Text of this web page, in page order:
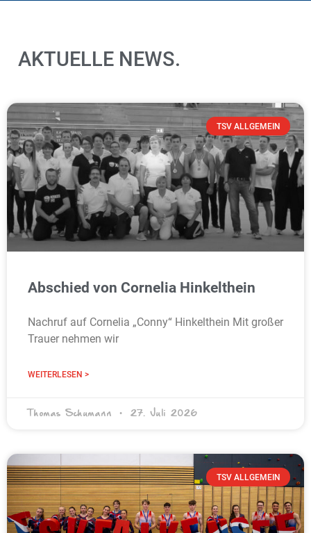
AKTUELLE NEWS.
TSV ALLGEMEIN
Abschied von Cornelia Hinkelthein
Nachruf auf Cornelia „Conny“ Hinkelthein Mit großer
Trauer nehmen wir
WEITERLESEN >
Thomas Schumann 27. Juli 2026
TSV ALLGEMEIN